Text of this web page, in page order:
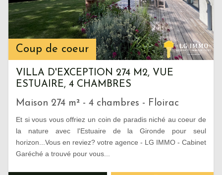
Coup de coeur
VILLA D'EXCEPTION 274 M2, VUE
ESTUAIRE, 4 CHAMBRES
Maison 274 m² - 4 chambres - Floirac
Et si vous vous offriez un coin de paradis niché au coeur de
la nature avec l'Estuaire de la Gironde pour seul
horizon...Vous en reviez? votre agence - LG IMMO - Cabinet
Garéché a trouvé pour vous...